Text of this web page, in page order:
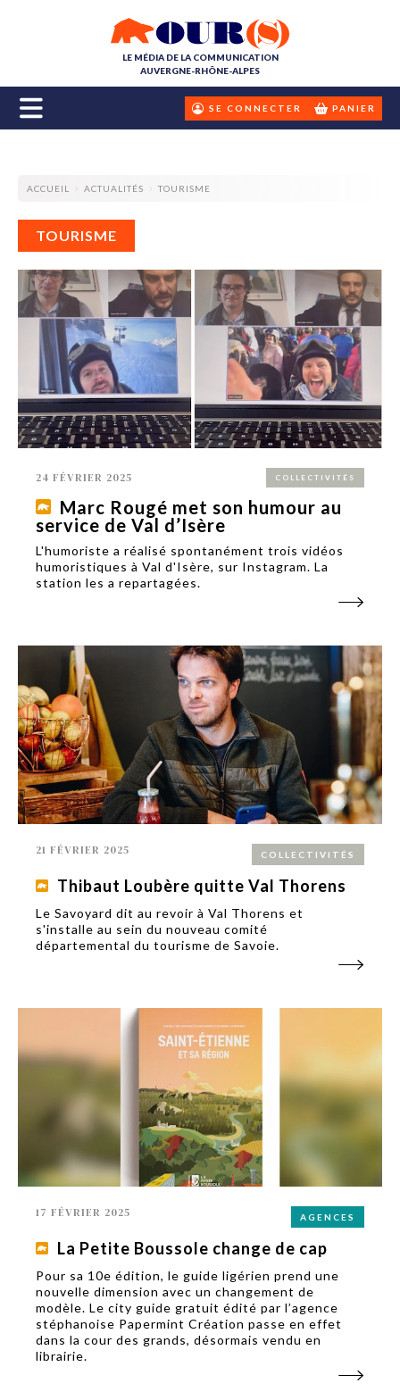
LE MÉDIA DE LA COMMUNICATION
AUVERGNE-RHÔNE-ALPES
SE CONNECTER PANIER
ACCUEIL ACTUALITÉS TOURISME
TOURISME
24 FÉVRIER 2025 COLLECTIVITÉS
Marc Rougé met son humour au
service de Val d’Isère
L'humoriste a réalisé spontanément trois vidéos
humoristiques à Val d'Isère, sur Instagram. La
station les a repartagées.
COLLECTIVITÉS
21 FÉVRIER 2025
Thibaut Loubère quitte Val Thorens
Le Savoyard dit au revoir à Val Thorens et
s'installe au sein du nouveau comité
départemental du tourisme de Savoie.
AGENCES
17 FÉVRIER 2025
La Petite Boussole change de cap
Pour sa 10e édition, le guide ligérien prend une
nouvelle dimension avec un changement de
modèle. Le city guide gratuit édité par l’agence
stéphanoise Papermint Création passe en effet
dans la cour des grands, désormais vendu en
librairie.